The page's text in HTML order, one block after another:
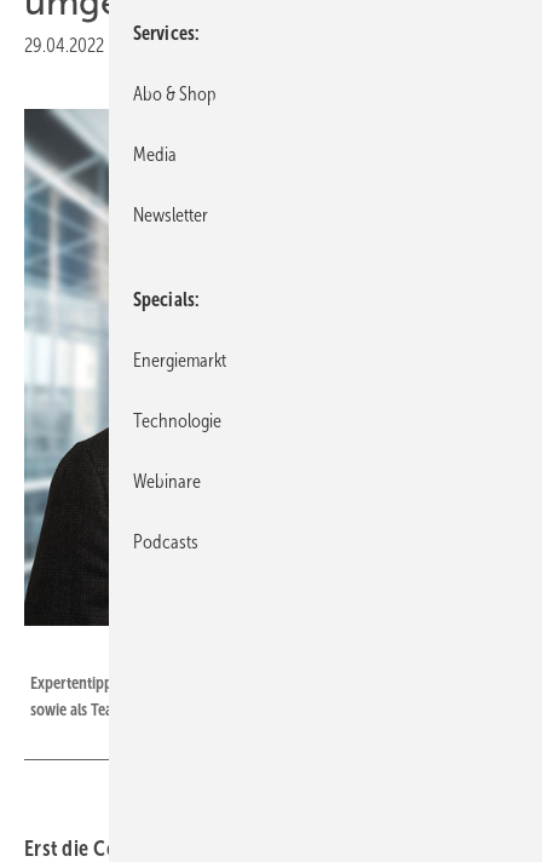
29.04.2022 Druckvorschau
Expertentipp von Volker Schulz, Partner & Director von Mercuri Urval,
sowie als Team­leiter in Hamburg tätig.
Erst die Corona-Pandemie, jetzt Russlands Krieg in der
Services
Abo & Shop
Media
Newsletter
Specials
Energiemarkt
Technologie
Webinare
Podcasts